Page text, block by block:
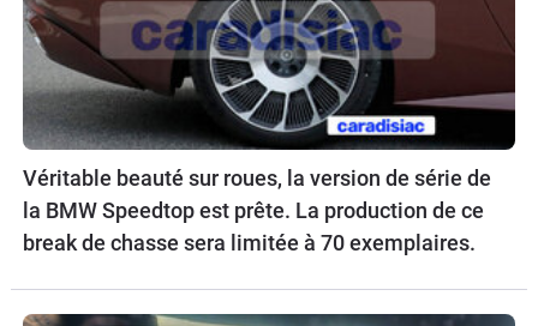
Véritable beauté sur roues, la version de série de
la BMW Speedtop est prête. La production de ce
break de chasse sera limitée à 70 exemplaires.